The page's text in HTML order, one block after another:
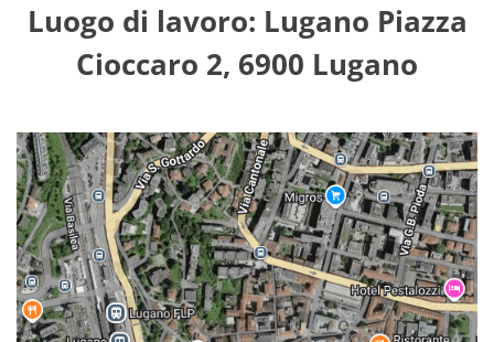
Luogo di lavoro: Lugano Piazza
Cioccaro 2, 6900 Lugano